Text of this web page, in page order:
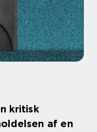
kritisk
af en